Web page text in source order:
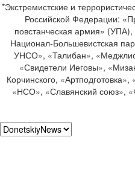
*Экстремистские и
Российской Федерации:
повстанческая армия»
Национал-Большевистская
УНСО», «Талибан», «Меджлис
«Свидетели Иеговы»,
Корчинского,
«НСО», «Славянский союз»,